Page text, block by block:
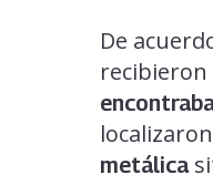
De
recibieron
metálica